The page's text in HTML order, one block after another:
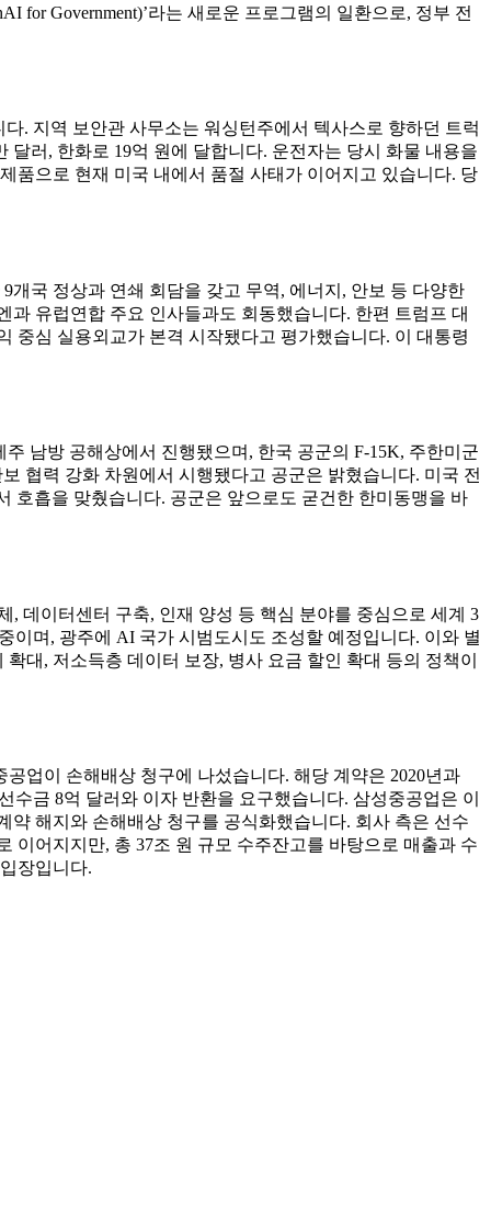
for Government)’라는 새로운 프로그램의 일환으로, 정부 전
. 지역 보안관 사무소는 워싱턴주에서 텍사스로 향하던 트럭
러, 한화로 19억 원에 달합니다. 운전자는 당시 화물 내용을
품으로 현재 미국 내에서 품절 사태가 이어지고 있습니다. 당
국 정상과 연쇄 회담을 갖고 무역, 에너지, 안보 등 다양한
유럽연합 주요 인사들과도 회동했습니다. 한편 트럼프 대
중심 실용외교가 본격 시작됐다고 평가했습니다. 이 대통령
남방 공해상에서 진행됐으며, 한국 공군의 F-15K, 주한미군
협력 강화 차원에서 시행됐다고 공군은 밝혔습니다. 미국 전
호흡을 맞췄습니다. 공군은 앞으로도 굳건한 한미동맹을 바
데이터센터 구축, 인재 양성 등 핵심 분야를 중심으로 세계 3
며, 광주에 AI 국가 시범도시도 조성할 예정입니다. 이와 별
대, 저소득층 데이터 보장, 병사 요금 할인 확대 등의 정책이
업이 손해배상 청구에 나섰습니다. 해당 계약은 2020년과
금 8억 달러와 이자 반환을 요구했습니다. 삼성중공업은 이
해지와 손해배상 청구를 공식화했습니다. 회사 측은 선수
이어지지만, 총 37조 원 규모 수주잔고를 바탕으로 매출과 수
장입니다.